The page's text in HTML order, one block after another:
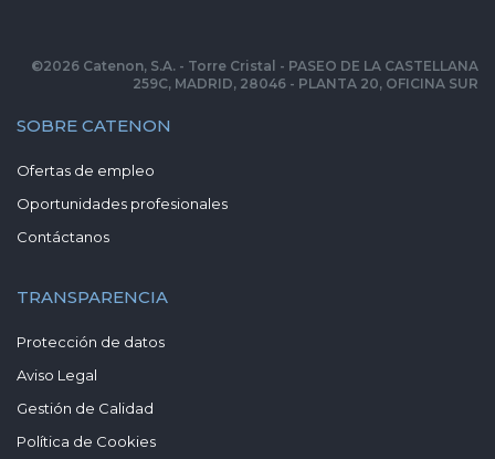
SOBRE CATENON
Ofertas de empleo
Oportunidades profesionales
Contáctanos
TRANSPARENCIA
Protección de datos
Aviso Legal
Gestión de Calidad
Política de Cookies
©2026 Catenon, S.A. - Torre Cristal - PASEO DE LA CASTELLANA
259C, MADRID, 28046 - PLANTA 20, OFICINA SUR